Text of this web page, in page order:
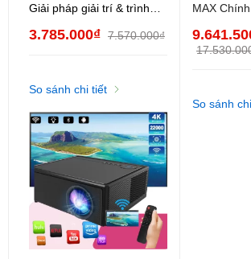
4. Sản phẩm gồm có
- 01 Máy chiếu KAW K580
Giải pháp giải trí & trình
đình và văn phòng
3.785.000₫ 7.570.000₫
So sánh chi tiết
MAX
Pin Tích
So sánh